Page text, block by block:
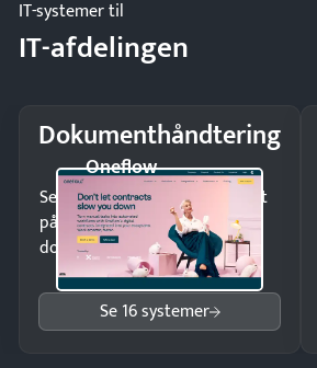
IT-systemer til
IT-afdelingen
Dokumenthåndtering
Oneflow
Send kontrakter til underskrift
på minutter og mist ingen
dokumenter.
Se 16 systemer